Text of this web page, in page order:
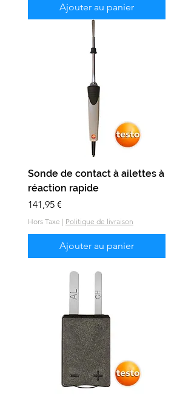
Ajouter au panier
Sonde de contact à ailettes à
réaction rapide
Prix
141,95 €
Hors Taxe | Politique de livraison
Ajouter au panier